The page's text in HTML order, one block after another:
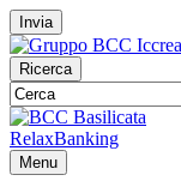
Invia
Ricerca
RelaxBanking
Menu